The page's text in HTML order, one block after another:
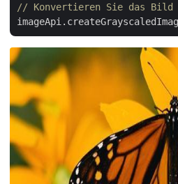
// Konvertieren Sie das Bild